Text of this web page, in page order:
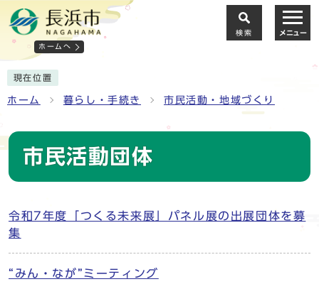
ホームへ
検索 メニュー
現在位置
ホーム 暮らし・手続き 市民活動・地域づくり
市民活動団体
令和7年度「つくる未来展」パネル展の出展団体を募
集
“みん・なが”ミーティング